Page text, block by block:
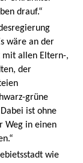
drauf.“
wäre an der
mit allen Eltern-,
der
grüne
ist ohne
Weg in einen
wie